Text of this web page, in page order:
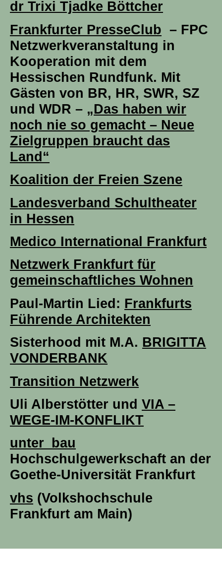
dr Trixi Tjadke Böttcher
Frankfurter PresseClub – FPC
Netzwerkveranstaltung in
Kooperation mit dem
Hessischen Rundfunk. Mit
Gästen von BR, HR, SWR, SZ
und WDR – „Das haben wir
noch nie so gemacht – Neue
Zielgruppen braucht das
Land“
Koalition der Freien Szene
Landesverband Schultheater
in Hessen
Medico International Frankfurt
Netzwerk Frankfurt für
gemeinschaftliches Wohnen
Paul-Martin Lied: Frankfurts
Führende Architekten
Sisterhood mit M.A. BRIGITTA
VONDERBANK
Transition Netzwerk
Uli Alberstötter und VIA –
WEGE-IM-KONFLIKT
unter_bau
Hochschulgewerkschaft an der
Goethe-Universität Frankfurt
vhs (Volkshochschule
Frankfurt am Main)